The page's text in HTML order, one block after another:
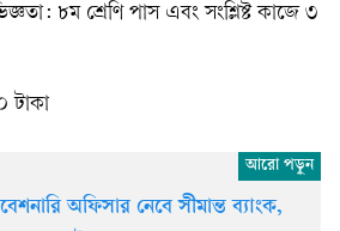
৮ম শ্রেণি পাস এবং সংশ্লিষ্ট কাজে ৩
অফিসার নেবে সীমান্ত ব্যাংক,